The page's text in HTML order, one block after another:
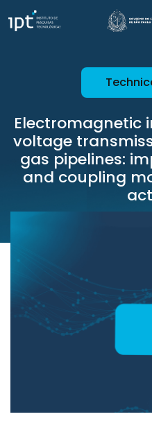
Electromagnetic
voltage
gas pipelines:
and coupling